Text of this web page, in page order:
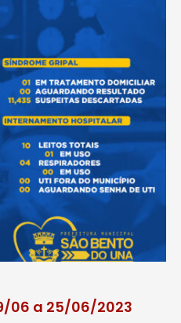
06 a 25/06/2023